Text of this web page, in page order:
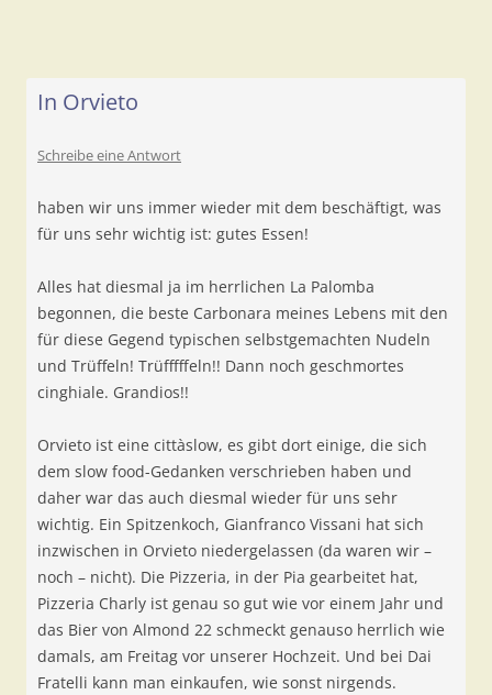
In Orvieto
Schreibe eine Antwort
haben wir uns immer wieder mit dem beschäftigt, was
für uns sehr wichtig ist: gutes Essen!
Alles hat diesmal ja im herrlichen La Palomba
begonnen, die beste Carbonara meines Lebens mit den
für diese Gegend typischen selbstgemachten Nudeln
und Trüffeln! Trüfffffeln!! Dann noch geschmortes
cinghiale. Grandios!!
Orvieto ist eine cittàslow, es gibt dort einige, die sich
dem slow food-Gedanken verschrieben haben und
daher war das auch diesmal wieder für uns sehr
wichtig. Ein Spitzenkoch, Gianfranco Vissani hat sich
inzwischen in Orvieto niedergelassen (da waren wir –
noch – nicht). Die Pizzeria, in der Pia gearbeitet hat,
Pizzeria Charly ist genau so gut wie vor einem Jahr und
das Bier von Almond 22 schmeckt genauso herrlich wie
damals, am Freitag vor unserer Hochzeit. Und bei Dai
Fratelli kann man einkaufen, wie sonst nirgends.